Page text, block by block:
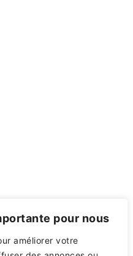
pour nous
améliorer votre